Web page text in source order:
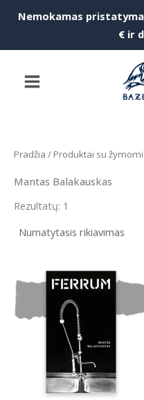
Nemokamas
€ ir
Menu
Pradžia / Produktai su
Mantas Balakauskas
Rezultatų: 1